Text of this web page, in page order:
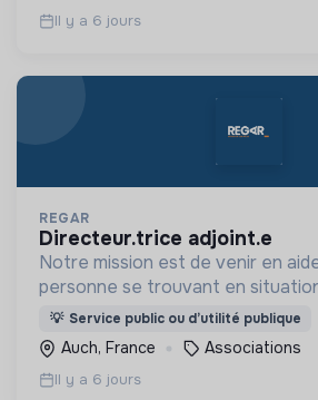
Il y a 6 jours
REGAR
directeur.trice adjoint.e
Notre mission est de venir en
personne se trouvant en
matérielle, en détresse
généralement en situation
professionnelle.
💡 Service public ou d’utilité publique
Auch, France Associations
Il y a 6 jours